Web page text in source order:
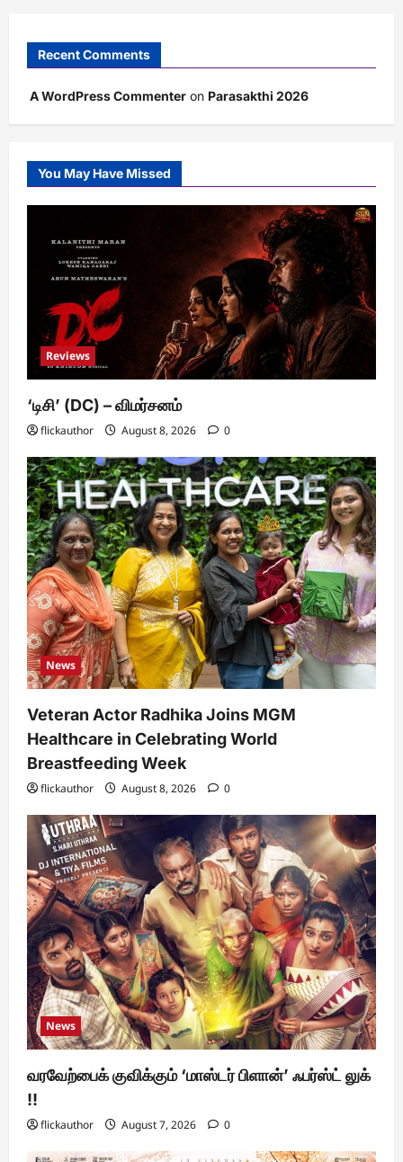
Recent Comments
A WordPress Commenter on Parasakthi 2026
You May Have Missed
Reviews
‘டிசி’ (DC) – விமர்சனம்
flickauthor August 8, 2026 0
News
Veteran Actor Radhika Joins MGM
Healthcare in Celebrating World
Breastfeeding Week
flickauthor August 8, 2026 0
News
வரவேற்பைக் குவிக்கும் ‘மாஸ்டர் பிளான்’ ஃபர்ஸ்ட் லுக்
!!
flickauthor August 7, 2026 0